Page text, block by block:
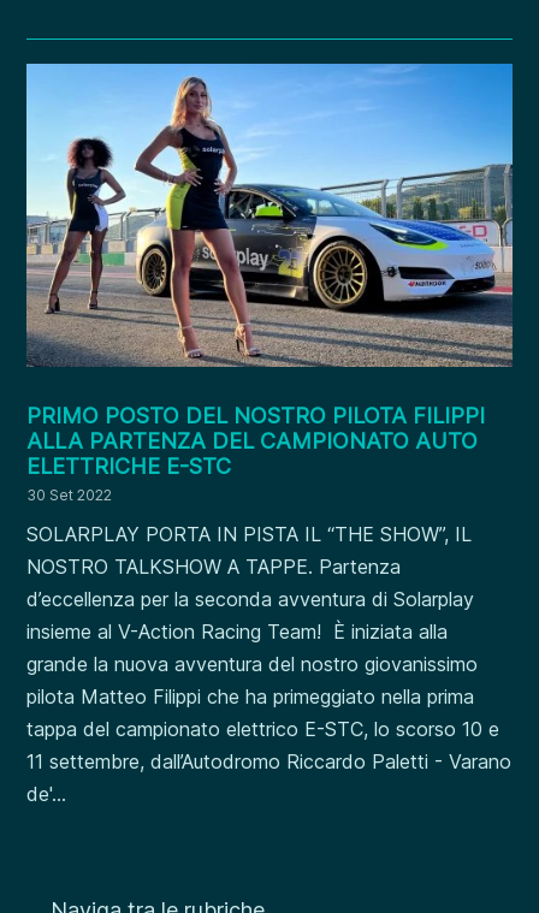
PRIMO POSTO DEL NOSTRO PILOTA FILIPPI
ALLA PARTENZA DEL CAMPIONATO AUTO
ELETTRICHE E-STC
30 Set 2022
SOLARPLAY PORTA IN PISTA IL “THE SHOW”, IL
NOSTRO TALKSHOW A TAPPE. Partenza
d’eccellenza per la seconda avventura di Solarplay
insieme al V-Action Racing Team! È iniziata alla
grande la nuova avventura del nostro giovanissimo
pilota Matteo Filippi che ha primeggiato nella prima
tappa del campionato elettrico E-STC, lo scorso 10 e
11 settembre, dall’Autodromo Riccardo Paletti - Varano
de'...